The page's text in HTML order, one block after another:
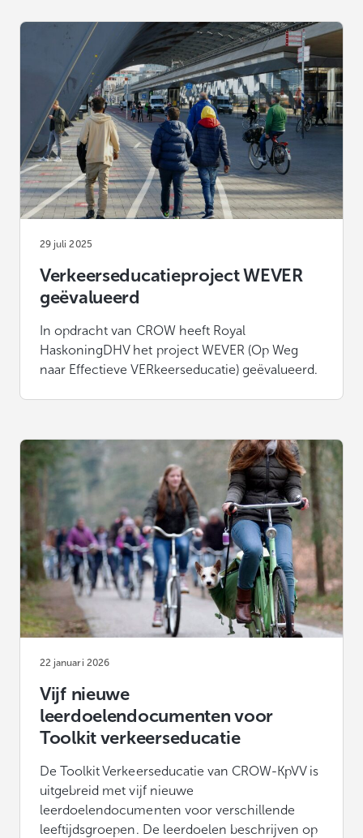
29 juli 2025
Verkeerseducatieproject WEVER
geëvalueerd
In opdracht van CROW heeft Royal
HaskoningDHV het project WEVER (Op Weg
naar Effectieve VERkeerseducatie) geëvalueerd.
22 januari 2026
Vijf nieuwe
leerdoelendocumenten voor
Toolkit verkeerseducatie
De Toolkit Verkeerseducatie van CROW-KpVV is
uitgebreid met vijf nieuwe
leerdoelendocumenten voor verschillende
leeftijdsgroepen. De leerdoelen beschrijven op